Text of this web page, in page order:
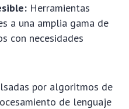
Herramientas
a una amplia gama de
con necesidades
por algoritmos de
de lenguaje